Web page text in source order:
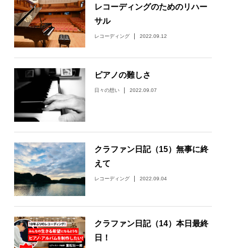
プロフィール
演奏依頼
お問い合わせ
レコーディングのためのリハー
サル
レコーディング 2022.09.12
ピアノの難しさ
日々の想い 2022.09.07
クラファン日記（15）無事に終
えて
レコーディング 2022.09.04
クラファン日記（14）本日最終
日！